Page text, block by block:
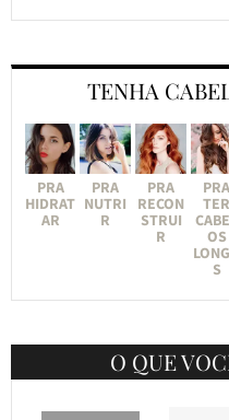
TENHA
PRA
HIDRAT
AR
PRA
NUTRI
R
PRA
RECON
STRUI
R
PRA
TER
OS
S
O QUE